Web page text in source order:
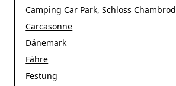
Camping Car Park, Schloss Chambrod
Carcasonne
Dänemark
Fähre
Festung